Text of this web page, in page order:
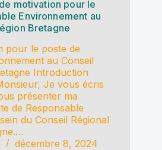
motivation pour le
Environnement au
Bretagne
pour le poste de
au Conseil
Introduction
Je vous écris
présenter ma
de Responsable
du Conseil Régional
décembre 8, 2024